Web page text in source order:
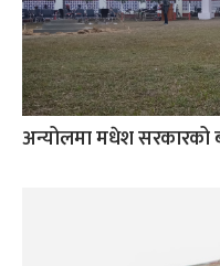
अन्योलमा मधेश